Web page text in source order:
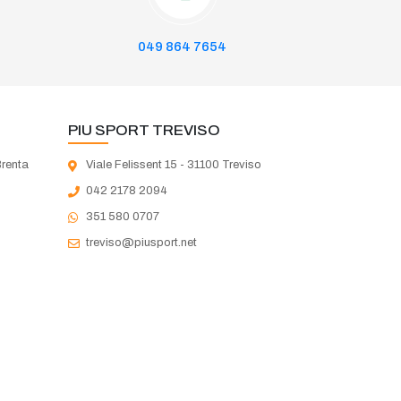
049 864 7654
PIU SPORT TREVISO
Viale Felissent 15 - 31100 Treviso
042 2178 2094
351 580 0707
treviso@piusport.net